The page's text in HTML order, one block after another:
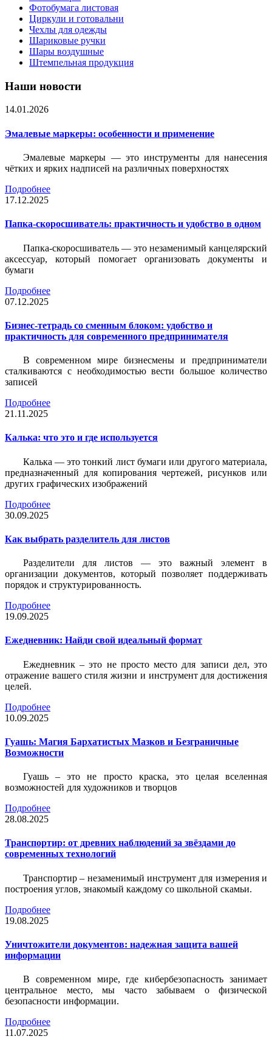
Фотобумага листовая
Циркули и готовальни
Чехлы для одежды
Шариковые ручки
Шары воздушные
Штемпельная продукция
Наши новости
14.01.2026
Эмалевые маркеры: особенности и применение
Эмалевые маркеры — это инструменты для нанесения
чётких и ярких надписей на различных поверхностях
Подробнее
17.12.2025
Папка-скоросшиватель: практичность и удобство в одном
Папка-скоросшиватель — это незаменимый канцелярский
аксессуар, который помогает организовать документы и
бумаги
Подробнее
07.12.2025
Бизнес-тетрадь со сменным блоком: удобство и
практичность для современного предпринимателя
В современном мире бизнесмены и предприниматели
сталкиваются с необходимостью вести большое количество
записей
Подробнее
21.11.2025
Калька: что это и где используется
Калька — это тонкий лист бумаги или другого материала,
предназначенный для копирования чертежей, рисунков или
других графических изображений
Подробнее
30.09.2025
Как выбрать разделитель для листов
Разделители для листов — это важный элемент в
организации документов, который позволяет поддерживать
порядок и структурированность.
Подробнее
19.09.2025
Ежедневник: Найди свой идеальный формат
Ежедневник – это не просто место для записи дел, это
отражение вашего стиля жизни и инструмент для достижения
целей.
Подробнее
10.09.2025
Гуашь: Магия Бархатистых Мазков и Безграничные
Возможности
Гуашь – это не просто краска, это целая вселенная
возможностей для художников и творцов
Подробнее
28.08.2025
Транспортир: от древних наблюдений за звёздами до
современных технологий
Транспортир – незаменимый инструмент для измерения и
построения углов, знакомый каждому со школьной скамьи.
Подробнее
19.08.2025
Уничтожители документов: надежная защита вашей
информации
В современном мире, где кибербезопасность занимает
центральное место, мы часто забываем о физической
безопасности информации.
Подробнее
11.07.2025